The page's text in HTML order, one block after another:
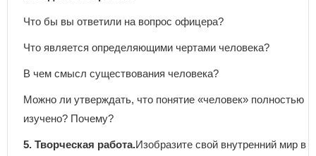
Что бы вы ответили на вопрос офицера?
Что является определяющими чертами человека?
В чем смысл существования человека?
Можно ли утверждать, что понятие «человек» полностью
изучено? Почему?
5. Творческая работа.Изобразите свой внутренний мир в